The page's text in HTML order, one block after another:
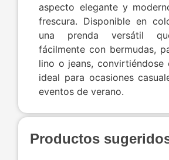
aspecto elegante y
frescura. Disponible en
una prenda versátil
fácilmente con bermudas,
lino o jeans, convirtiéndose
ideal para ocasiones
eventos de verano.
Productos